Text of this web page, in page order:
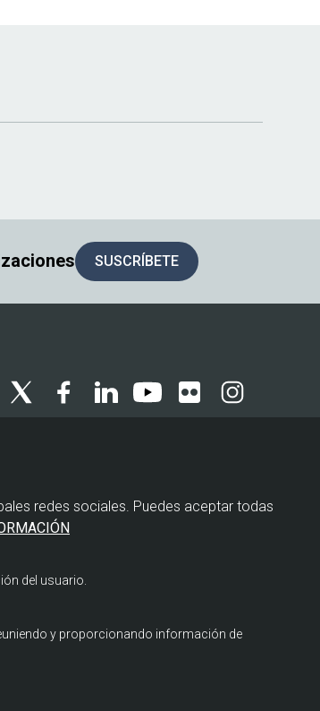
SUSCRÍBETE
legal
Política de cookies
Aviso legal
redes sociales. Puedes aceptar todas
del usuario.
y proporcionando información de